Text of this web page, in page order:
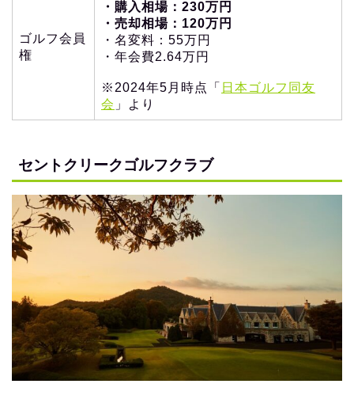
ゴルフ会員
権
・購入相場：230万円
・売却相場：120万円
・名変料：55万円
・年会費2.64万円
※2024年5月時点「 日本ゴルフ同友
会 」より
セントクリークゴルフクラブ